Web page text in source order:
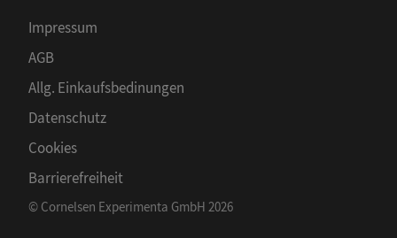
Impressum
AGB
Allg. Einkaufsbedinungen
Datenschutz
Cookies
Barrierefreiheit
© Cornelsen Experimenta GmbH 2026